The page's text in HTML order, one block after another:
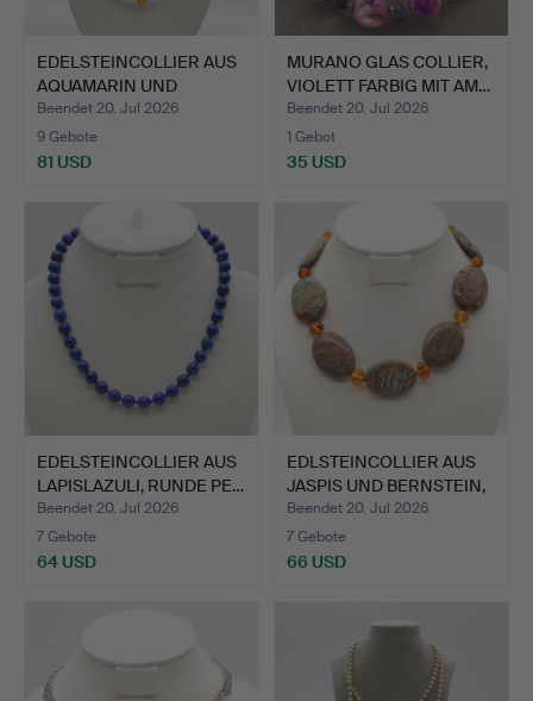
EDELSTEINCOLLIER AUS
AQUAMARIN UND
BERNSTE…
Beendet 20. Jul 2026
9 Gebote
81 USD
MURANO GLAS COLLIER,
VIOLETT FARBIG MIT AM…
Beendet 20. Jul 2026
1 Gebot
35 USD
EDELSTEINCOLLIER AUS
LAPISLAZULI, RUNDE PE…
Beendet 20. Jul 2026
7 Gebote
64 USD
EDLSTEINCOLLIER AUS
JASPIS UND BERNSTEIN,
…
Beendet 20. Jul 2026
7 Gebote
66 USD